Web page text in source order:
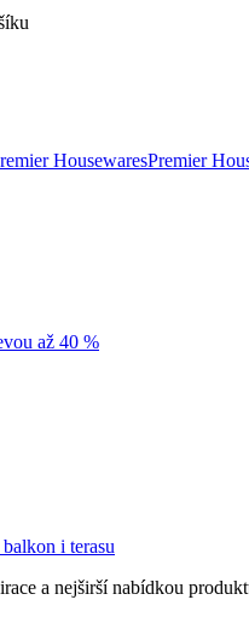
HousewaresPremier
až 40 %
i terasu
a nejširší nabídkou